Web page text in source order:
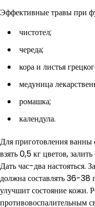
Эффективные травы при
чистотел;
череда;
кора и листья
медуница
ромашка;
календула.
Для приготовления ванны
взять 0,5 кг цветов,
Дать час-два настояться.
должна составлять 36-38
улучшит состояние кожи.
противовоспалительным